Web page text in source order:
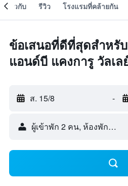
เกี่ยวกับ รีวิว โรงแรมที่คล้ายกัน
ข้อเสนอที่ดีที่สุดสำหรั
แอนด์บี แคงการู วัลเล
ส. 15/8 -
ผู้เข้าพัก 2 คน, ห้องพัก 1 ห้อง